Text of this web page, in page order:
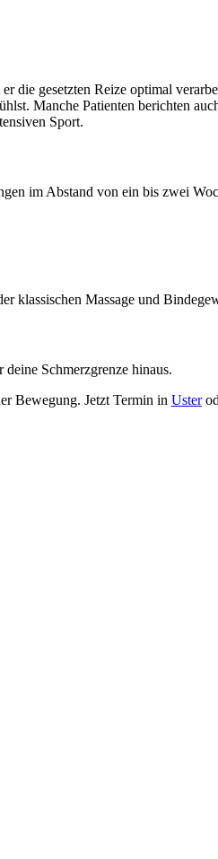
die gesetzten Reize optimal
Manche Patienten berichten
Sport.
im Abstand von ein bis zwei
Massage und
Schmerzgrenze hinaus.
Bewegung. Jetzt Termin in Uster